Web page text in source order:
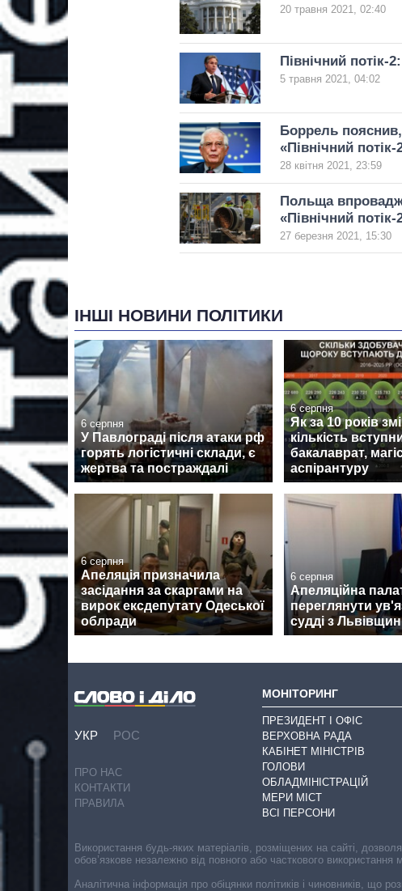
20 травня 2021, 02:40
Північний
5 травня 2021, 04:02
Боррель
«Північний потік-
28 квітня 2021, 23:59
Польща
«Північний потік-
27 березня 2021, 15:30
ІНШІ НОВИНИ ПОЛІТИКИ
6 серпня
У Павлограді після атаки рф
горять логістичні склади, є
жертва та постраждалі
6 серпня
Як за 10 років
кількість
бакалаврат,
аспірантуру
6 серпня
Апеляція призначила
засідання за скаргами на
вирок ексдепутату Одеської
облради
6 серпня
Апеляційна
переглянути
судді з
УКР РОС
ПРО НАС
КОНТАКТИ
ПРАВИЛА
МОНІТОРИНГ
ПРЕЗИДЕНТ І ОФІС
ВЕРХОВНА РАДА
КАБІНЕТ МІНІСТРІВ
ГОЛОВИ
ОБЛАДМІНІСТРАЦІЙ
МЕРИ МІСТ
ВСІ ПЕРСОНИ
Використання будь-яких матеріалів, розміщених на сайті,
обов’язкове незалежно від повного або часткового використання
Аналітична інформація про обіцянки політиків і чиновників, що